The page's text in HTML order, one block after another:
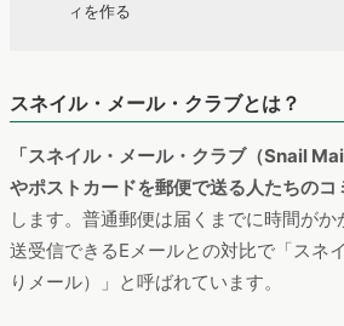
ィを作る
スネイル・メール・クラブとは？
「スネイル・メール・クラブ（Snail
やポストカードを郵便で送る人たちのコ
します。普通郵便は届くまでに時間が
送受信できるEメールとの対比で「スネ
りメール）」と呼ばれています。